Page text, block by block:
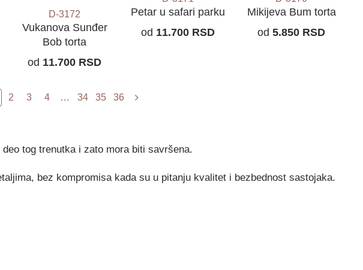
D-3172
Vukanova Sunđer
Bob torta
od 11.700 RSD
Petar u safari parku
od 11.700 RSD
Mikijeva Bum torta
od5.850 RSD
2 3 4 … 34 35 36
tog trenutka i zato mora biti savršena.
bez kompromisa kada su u pitanju kvalitet i bezbednost sastojaka.